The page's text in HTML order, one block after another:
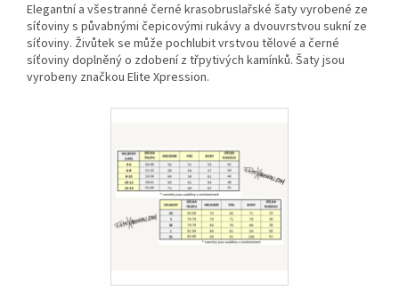
Elegantní a všestranné černé krasobruslařské šaty vyrobené ze
síťoviny s půvabnými čepicovými rukávy a dvouvrstvou sukní ze
síťoviny. Živůtek se může pochlubit vrstvou tělové a černé
síťoviny doplněný o zdobení z třpytivých kamínků. Šaty jsou
vyrobeny značkou Elite Xpression.